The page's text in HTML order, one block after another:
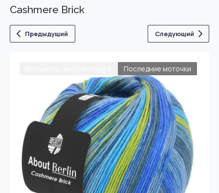
Cashmere Brick
Предыдущий Следующий
Последние моточки